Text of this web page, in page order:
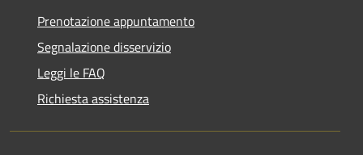
Prenotazione appuntamento
Segnalazione disservizio
Leggi le FAQ
Richiesta assistenza